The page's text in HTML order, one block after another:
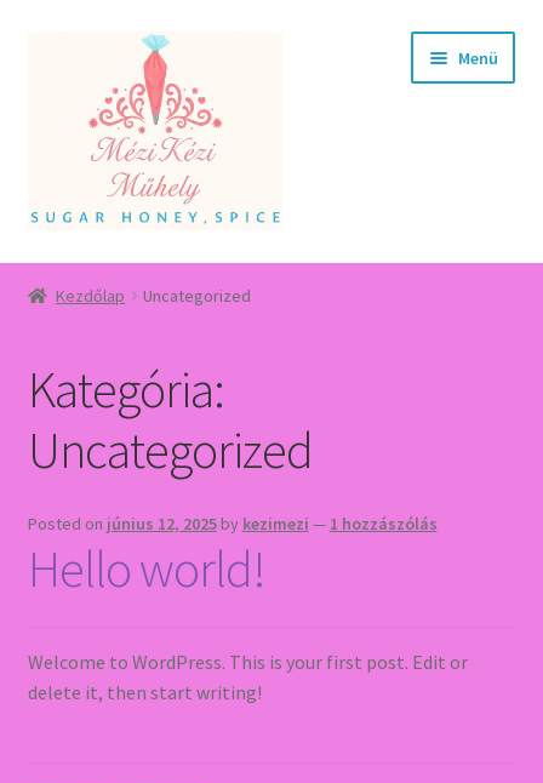
navigációhoz
tartalomba
Menü
Főoldal
Kapcsolat
Kezdőlap Uncategorized
Kategória:
Uncategorized
Posted on június 12, 2025by kezimezi — 1 hozzászólás
Hello world!
Welcome to WordPress. This is your first post. Edit or
delete it, then start writing!